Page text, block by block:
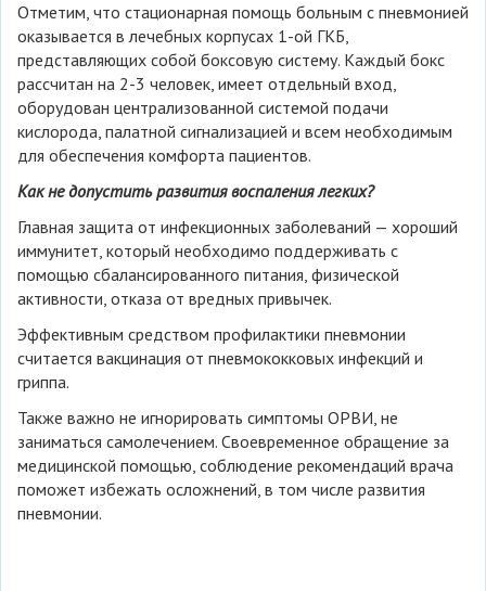
Отметим, что стационарная помощь больным с пневмонией
оказывается в лечебных корпусах 1-ой ГКБ,
представляющих собой боксовую систему. Каждый бокс
рассчитан на 2-3 человек, имеет отдельный вход,
оборудован централизованной системой подачи
кислорода, палатной сигнализацией и всем необходимым
для обеспечения комфорта пациентов.
Как не допустить развития воспаления легких?
Главная защита от инфекционных заболеваний — хороший
иммунитет, который необходимо поддерживать с
помощью сбалансированного питания, физической
активности, отказа от вредных привычек.
Эффективным средством профилактики пневмонии
считается вакцинация от пневмококковых инфекций и
гриппа.
Также важно не игнорировать симптомы ОРВИ, не
заниматься самолечением. Своевременное обращение за
медицинской помощью, соблюдение рекомендаций врача
поможет избежать осложнений, в том числе развития
пневмонии.